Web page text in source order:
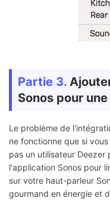
Partie 3.
Sonos pour
Le problème de
ne fonctionne que si
pas un utilisateur
l'application Sonos pour
sur votre haut-parleur
gourmand en énergie et